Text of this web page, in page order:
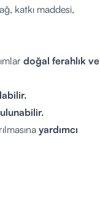
katkı maddesi,
doğal ferahlık ve
yardımcı